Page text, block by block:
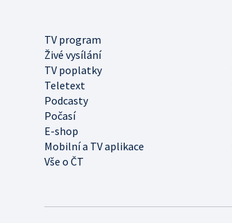
TV program
Živé vysílání
TV poplatky
Teletext
Podcasty
Počasí
E-shop
Mobilní a TV aplikace
Vše o ČT